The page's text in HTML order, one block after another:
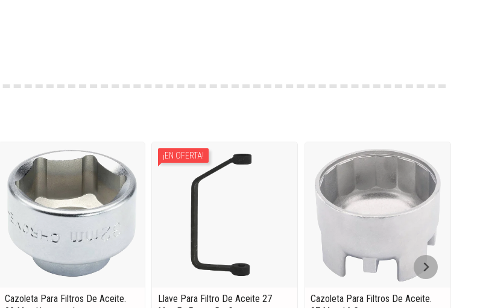
Cazoleta Para Filtros De Aceite.
Llave Para Filtro De Aceite 27
¡EN OFERTA!
Cazoleta Para Filtros De Aceite.